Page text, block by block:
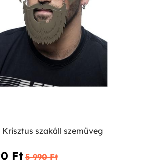
Krisztus szakáll szemüveg
Ft‎ 5 990 Ft‎